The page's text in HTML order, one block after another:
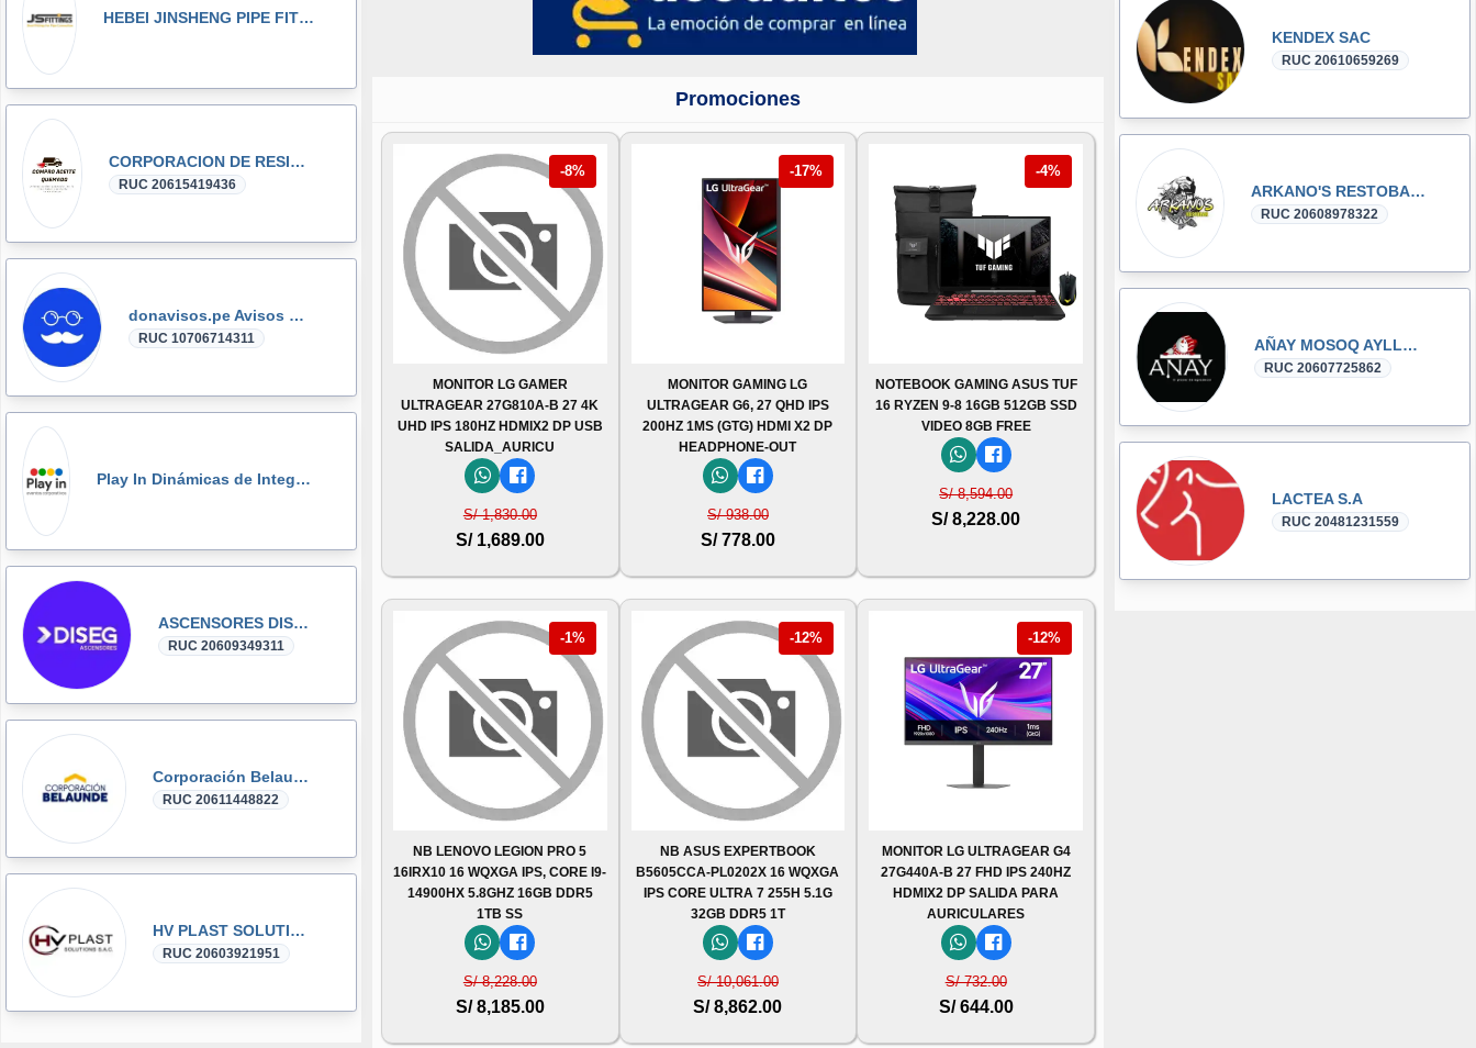
HEBEI JINSHENG PIPE FITTING MANUFACTURING CO., LT
CORPORACION DE RESIDUOS SEGOVIA.PERU SAC
RUC 20615419436
donavisos.pe Avisos Clasificados
RUC 10706714311
Play In Dinámicas de Integración, Gymkanas, Eventos Corporativos
ASCENSORES DISEG
RUC 20609349311
Corporación Belaunde
RUC 20611448822
HV PLAST SOLUTIONS
RUC 20603921951
Promociones
-8%
MONITOR LG GAMER
ULTRAGEAR 27G810A-B 27 4K
UHD IPS 180HZ HDMIX2 DP USB
SALIDA_AURICU
S/ 1,830.00
S/ 1,689.00
-17%
MONITOR GAMING LG
ULTRAGEAR G6, 27 QHD IPS
200HZ 1MS (GTG) HDMI X2 DP
HEADPHONE-OUT
S/ 938.00
S/ 778.00
-4%
NOTEBOOK GAMING ASUS TUF
16 RYZEN 9-8 16GB 512GB SSD
VIDEO 8GB FREE
S/ 8,594.00
S/ 8,228.00
-1%
NB LENOVO LEGION PRO 5
16IRX10 16 WQXGA IPS, CORE I9-
14900HX 5.8GHZ 16GB DDR5
1TB SS
S/ 8,228.00
S/ 8,185.00
-12%
NB ASUS EXPERTBOOK
B5605CCA-PL0202X 16 WQXGA
IPS CORE ULTRA 7 255H 5.1G
32GB DDR5 1T
S/ 10,061.00
S/ 8,862.00
-12%
MONITOR LG ULTRAGEAR G4
27G440A-B 27 FHD IPS 240HZ
HDMIX2 DP SALIDA PARA
AURICULARES
S/ 732.00
S/ 644.00
KENDEX SAC
RUC 20610659269
ARKANO'S RESTOBAR S.A.C.
RUC 20608978322
AÑAY MOSOQ AYLLU S.R.L.
RUC 20607725862
LACTEA S.A
RUC 20481231559